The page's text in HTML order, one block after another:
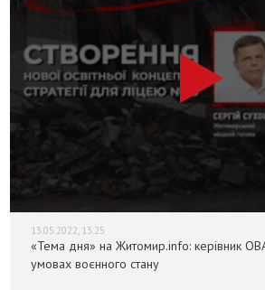
13.05.2022, 13:25
«Тема дня» на Житомир.info: керівник
умовах воєнного стану